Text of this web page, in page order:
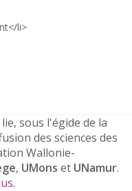
li>
sous l'égide de la
des sciences des
Wallonie-
, UMons et UNamur.
.